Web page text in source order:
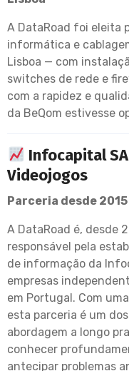
A DataRoad foi eleita
informática e
Lisboa — com
switches de rede e
com a rapidez e
da BeQom estivesse
Infocapital
Videojogos
Parceria desde
A DataRoad é, desde
responsável pela
de informação da
empresas
em Portugal. Com
esta parceria é um
abordagem a longo
conhecer
antecipar problemas